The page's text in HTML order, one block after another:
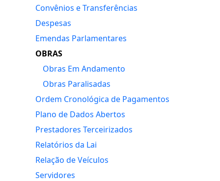
Convênios e Transferências
Despesas
Emendas Parlamentares
OBRAS
Obras Em Andamento
Obras Paralisadas
Ordem Cronológica de Pagamentos
Plano de Dados Abertos
Prestadores Terceirizados
Relatórios da Lai
Relação de Veículos
Servidores